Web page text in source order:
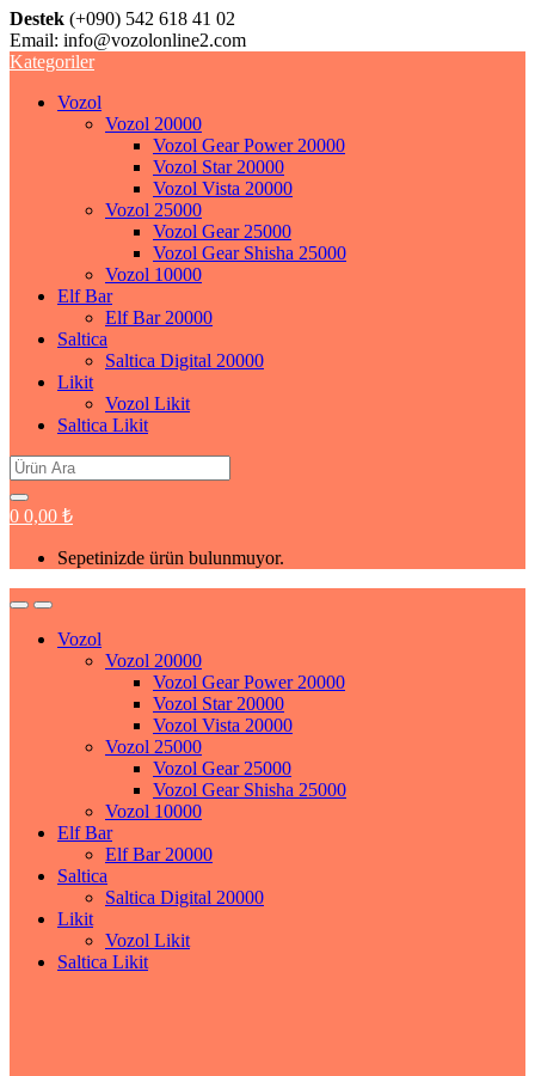
Destek (+090) 542 618 41 02
Email: info@vozolonline2.com
Kategoriler
Vozol
Vozol 20000
Vozol Gear Power 20000
Vozol Star 20000
Vozol Vista 20000
Vozol 25000
Vozol Gear 25000
Vozol Gear Shisha 25000
Vozol 10000
Elf Bar
Elf Bar 20000
Saltica
Saltica Digital 20000
Likit
Vozol Likit
Saltica Likit
Search
for:
0 0,00 ₺
Sepetinizde ürün bulunmuyor.
Vozol
Vozol 20000
Vozol Gear Power 20000
Vozol Star 20000
Vozol Vista 20000
Vozol 25000
Vozol Gear 25000
Vozol Gear Shisha 25000
Vozol 10000
Elf Bar
Elf Bar 20000
Saltica
Saltica Digital 20000
Likit
Vozol Likit
Saltica Likit